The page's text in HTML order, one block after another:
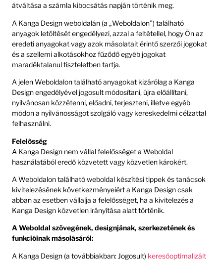
átváltása a számla kibocsátás napján történik meg.
A Kanga Design weboldalán (a „Weboldalon”) található
anyagok letöltését engedélyezi, azzal a feltétellel, hogy Ön az
eredeti anyagokat vagy azok másolatait érintő szerzői jogokat
és a szellemi alkotásokhoz fűződő egyéb jogokat
maradéktalanul tiszteletben tartja.
A jelen Weboldalon található anyagokat kizárólag a Kanga
Design engedélyével jogosult módosítani, újra előállítani,
nyilvánosan közzétenni, előadni, terjeszteni, illetve egyéb
módon a nyilvánosságot szolgáló vagy kereskedelmi célzattal
felhasználni.
Felelősség
A Kanga Design nem vállal felelősséget a Weboldal
használatából eredő közvetett vagy közvetlen károkért.
A Weboldalon található weboldal készítési tippek és tanácsok
kivitelezésének következményeiért a Kanga Design csak
abban az esetben vállalja a felelősséget, ha a kivitelezés a
Kanga Design közvetlen irányítása alatt történik.
A Weboldal szövegének, designjának, szerkezetének és
funkcióinak másolásáról:
A Kanga Design (a továbbiakban: Jogosult) keresőoptimalizált